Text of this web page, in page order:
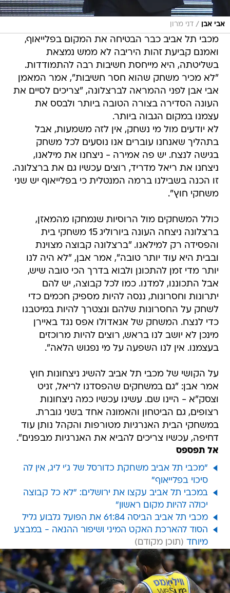
אבי אבן / דני מרון
מכבי תל אביב כבר הבטיחה את המקום בפלייאוף,
ואמנם קביעת זהות היריבה לא ממש נמצאת
בשליטתה, היא מייחסת חשיבות רבה להתמודדות.
"לא מכיר משחק שהוא חסר חשיבות", אמר המאמן
אבי אבן לפני ההמראה לברצלונה, "צריכים לסיים את
העונה הסדירה בצורה הטובה ביותר ולבסס את
עצמנו במקום הגבוה ביותר.
לא יודעים מול מי נשחק, אין לזה משמעות, אבל
בתהליך שאנחנו עוברים אנו נוסעים לכל משחק
בגישה לנצח. יש פה אמירה - ניצחנו את מילאנו,
ניצחנו את ריאל מדריד, רוצים עכשיו גם את ברצלונה.
זו הכנה בשבילנו ברמה המנטלית כי בפלייאוף יש שני
משחקי חוץ".
כולל המשחקים מול הרוסיות שנמחקו מהמאזן,
ברצלונה ניצחה העונה ביורוליג 15 משחקי בית
והפסידה רק למילאנו. "ברצלונה קבוצה מצוינת
ובבית היא עוד יותר טובה", אמר אבן, "לא היה לנו
יותר מדי זמן להתכונן ולבוא בדרך הכי טובה שיש,
אבל התכוננו, למדנו. כמו לכל קבוצה, יש להם
יתרונות וחסרונות, ננסה להיות מספיק חכמים כדי
לשחק על החסרונות שלהם ונצטרך להיות במיטבנו
כדי לנצח. המשחק של אנאדולו אפס נגד באיירן
מינכן לא יושב לנו בראש, רוצים להיות מרוכזים
בעצמנו. אין לנו השפעה על מי נפגוש הלאה".
על הקושי של מכבי תל אביב להשיג ניצחונות חוץ
אמר אבן: "גם במשחקים שהפסדנו לריאל, זניט
וצסק"א - היינו שם. עשינו עכשיו כמה ניצחונות
רצופים, גם הביטחון והאמונה אחד בשני גוברת.
במשחקי הבית האנרגיות מטורפות והקהל נותן עוד
דחיפה, עכשיו צריכים להביא את האנרגיות מבפנים".
אל תפספס
"מכבי תל אביב משחקת כדורסל של ג'י ליג, אין לה
סיכוי בפלייאוף"
במכבי תל אביב עקצו את ירושלים: "לא כל קבוצה
יכולה להיות מקום ראשון"
מכבי תל אביב הביסה 61:84 את הפועל גלבוע גליל
הסוד להארכת האקט המיני ושיפור ההנאה - במבצע
מיוחד